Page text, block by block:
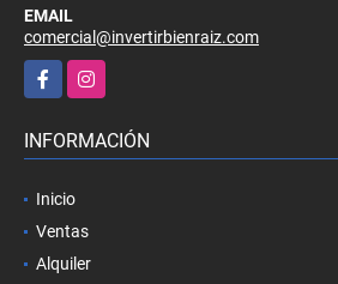
EMAIL
comercial@invertirbienraiz.com
FacebookInstagram
INFORMACIÓN
Inicio
Ventas
Alquiler